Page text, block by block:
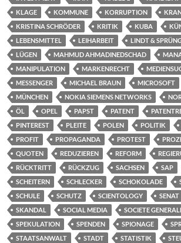
KLAGE
KOMMUNE KORRUPTION
KRISTINA SCHRÖDER
KRITIK KUBA
LEBENSMITTEL
LEIHARBEIT LINDT &
LÜGEN
MAHMUD AHMADINEDSCHAD
MANIPULATION
MARKENRECHT
MESSENGER
MICHAEL BRAUN MICROSOFT
MÜNCHEN
NOKIA SIEMENS NETWORKS
ÖL
OPEL PAPST PATENT
PINTEREST
PLEITE POLEN POLITIK
PROFIT
PROPAGANDA PROTEST
QUOTEN
REDUZIEREN REFORM
RÜCKTRITT
RÜCKZUG SACHSEN SAP
SCHEITERN
SCHLECKER SCHOKOLADE
SCHULE
SCHUTZ SCIENTOLOGY SENAT
SKANDAL
SOCIAL MEDIA SOCIETE
SPEKULATION
SPENDEN SPIONAGE
STAATSANWALT
STADT STATISTIK